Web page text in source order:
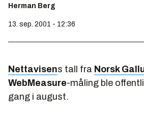
Herman Berg
13. sep. 2001 - 12:36
Nettavisens tall fra Norsk
WebMeasure-måling ble
gang i august.